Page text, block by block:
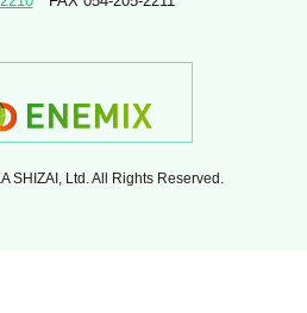
SHIZAI, Ltd. All Rights Reserved.